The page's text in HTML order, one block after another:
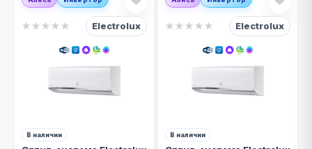
★ ★ ★ ★ ★ Electrolux
В наличии
★ ★ ★ ★ ★ Electrolux
В наличии